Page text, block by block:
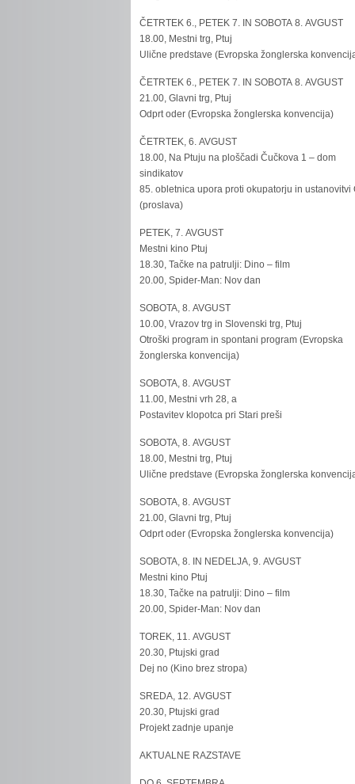
ČETRTEK 6., PETEK 7. IN SOBOTA 8. AVGUST
18.00, Mestni trg, Ptuj
Ulične predstave (Evropska žonglerska
ČETRTEK 6., PETEK 7. IN SOBOTA 8. AVGUST
21.00, Glavni trg, Ptuj
Odprt oder (Evropska žonglerska konvencija)
ČETRTEK, 6. AVGUST
18.00, Na Ptuju na ploščadi Čučkova 1 – dom
sindikatov
85. obletnica upora proti okupatorju in ustanovitvi
(proslava)
PETEK, 7. AVGUST
Mestni kino Ptuj
18.30, Tačke na patrulji: Dino – film
20.00, Spider-Man: Nov dan
SOBOTA, 8. AVGUST
10.00, Vrazov trg in Slovenski trg, Ptuj
Otroški program in spontani program (Evropska
žonglerska konvencija)
SOBOTA, 8. AVGUST
11.00, Mestni vrh 28, a
Postavitev klopotca pri Stari preši
SOBOTA, 8. AVGUST
18.00, Mestni trg, Ptuj
Ulične predstave (Evropska žonglerska
SOBOTA, 8. AVGUST
21.00, Glavni trg, Ptuj
Odprt oder (Evropska žonglerska konvencija)
SOBOTA, 8. IN NEDELJA, 9. AVGUST
Mestni kino Ptuj
18.30, Tačke na patrulji: Dino – film
20.00, Spider-Man: Nov dan
TOREK, 11. AVGUST
20.30, Ptujski grad
Dej no (Kino brez stropa)
SREDA, 12. AVGUST
20.30, Ptujski grad
Projekt zadnje upanje
AKTUALNE RAZSTAVE